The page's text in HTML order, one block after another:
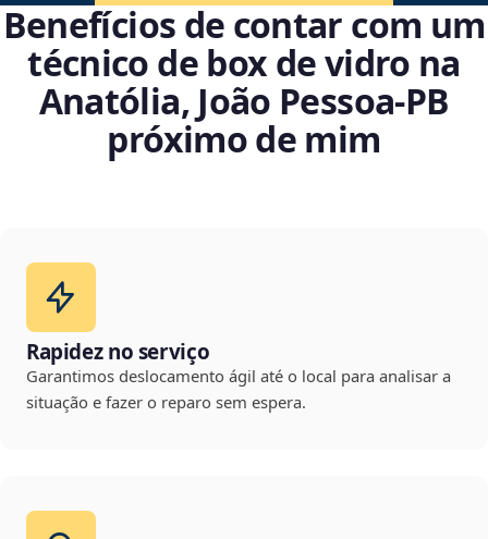
Benefícios de contar com um
técnico de box de vidro na
Anatólia, João Pessoa‑PB
próximo de mim
Rapidez no serviço
Garantimos deslocamento ágil até o local para analisar a
situação e fazer o reparo sem espera.